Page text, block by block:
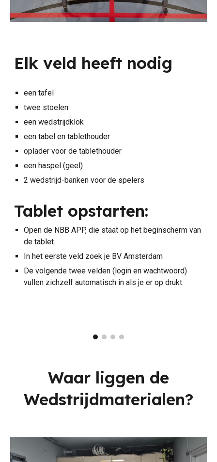
Elk veld heeft nodig
een tafel
twee stoelen
een wedstrijdklok
een tabel en tablethouder
oplader voor de tablethouder
een haspel (geel)
2 wedstrijd-banken voor de spelers
Tablet opstarten:
Open de NBB APP, die staat op het beginscherm van
de tablet.
In het eerste veld zoek je BV Amsterdam
De volgende twee velden (login en wachtwoord)
vullen zichzelf automatisch in als je er op drukt.
Waar liggen de
Wedstrijdmaterialen?